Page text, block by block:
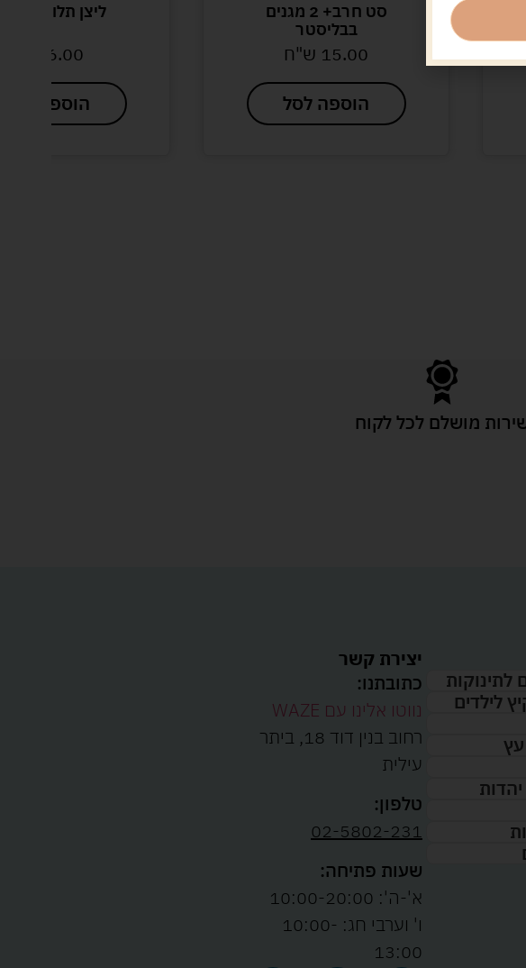
סט חרב+ 2 מגנים
בבליסטר
15.00 ש"ח
הוספה לסל
ליצן תלוי על
6.00
הוספה לסל
מושלם לכל לקוח
לתינוקות
לילדים
עץ
יצירת קשר
כתובתנו:
נווטו אלינו עם WAZE
רחוב בנין דוד 18, ביתר
עילית
טלפון:
02-5802-231
שעות פתיחה:
א'-ה': 10:00-20:00
ו' וערבי חג: 10:00-
13:00